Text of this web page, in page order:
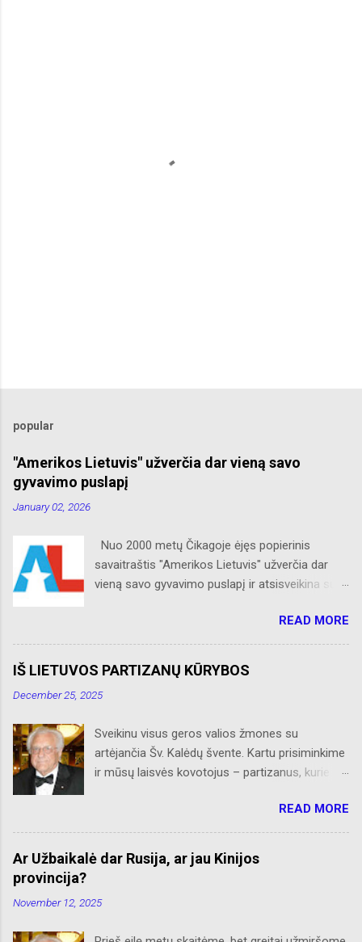
popular
"Amerikos Lietuvis" užverčia dar vieną savo
gyvavimo puslapį
January 02, 2026
Nuo 2000 metų Čikagoje ėjęs popierinis
savaitraštis "Amerikos Lietuvis" užverčia dar
vieną savo gyvavimo puslapį ir atsisveikina su
skelbtų AL naujienų apie Amerikos lietuvių
veiklą, Albino Hofmano apžvalgų, trumpų žinių
apie Čikagą bei jos priemiesčius. Dėkojame
savo seniems ir neseniai prie AL
prisijungusiems skaitytojams. Ačiū už palaikymą
READ MORE
IŠ LIETUVOS PARTIZANŲ KŪRYBOS
December 25, 2025
Sveikinu visus geros valios žmones su
artėjančia Šv. Kalėdų švente. Kartu prisiminkime
ir mūsų laisvės kovotojus – partizanus, kurie
turtą – gyvybes. Kiti, gyvi paimti nelaisvėn,
tempė Rusijos Sibiro platybėse katorgos vergiją.
Retas kuris grįžo, sveikatą praradęs, bet
nepalūžęs dvasioje, į Nepriklausomą Lietuvą.
bunkeriuose, sniegynuose ar slepiantis po eglių
READ MORE
Ar Užbaikalė dar Rusija, ar jau Kinijos
provincija?
November 12, 2025